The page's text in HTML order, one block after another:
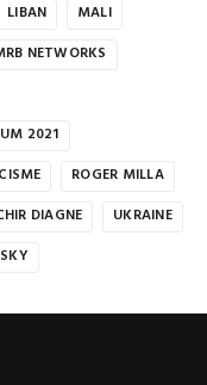
LIBAN
MALI
NETWORKS
2021
ROGER MILLA
DIAGNE
UKRAINE